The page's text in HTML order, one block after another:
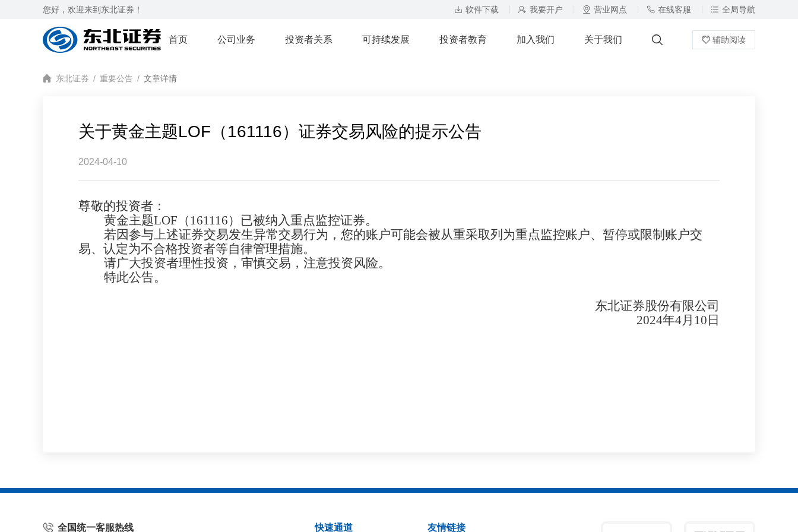
您好，欢迎来到东北证券！ 软件下载 我要开户 营业网点 在线客服 全局导航
辅助阅读
首页 公司业务 投资者关系 可持续发展 投资者教育 加入我们 关于我们
东北证券 / 重要公告 / 文章详情
关于黄金主题LOF（161116）证券交易风险的提示公告
2024-04-10
尊敬的投资者：
黄金主题LOF （ 161116） 已被纳入重点监控证券。
若因参与上述证券交易发生异常交易行为，您的账户可能会被从重采取列为重点监控账户、暂停或限制账户交
易、认定为不合格投资者等自律管理措施。
请广大投资者理性投资，审慎交易，注意投资风险。
特此公告。
东北证券股份有限公司
2024年4月 10 日
友情链接
快速通道
全国统一客服热线